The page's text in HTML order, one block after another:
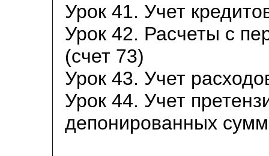
Урок 41. Учет
Урок 42. Расчеты с
(счет 73)
Урок 43. Учет
Урок 44. Учет
депонированных